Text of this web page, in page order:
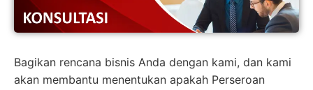
Bagikan rencana bisnis Anda dengan kami, dan kami
akan membantu menentukan apakah Perseroan